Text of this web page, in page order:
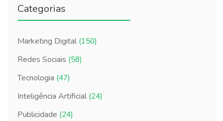
Categorias
Marketing Digital (150)
Redes Sociais (58)
Tecnologia (47)
Inteligência Artificial (24)
Publicidade (24)